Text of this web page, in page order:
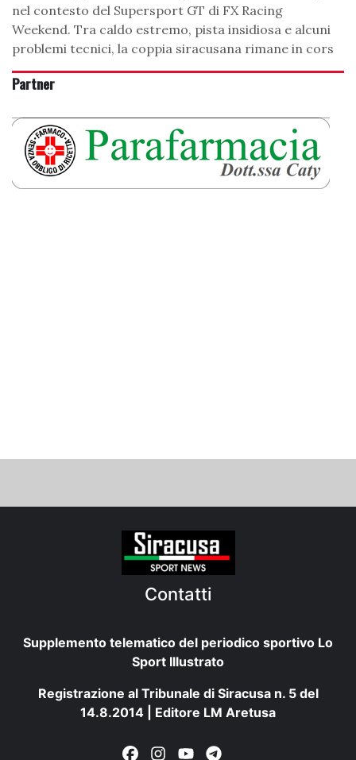
nel contesto del Supersport GT di FX Racing
Weekend. Tra caldo estremo, pista insidiosa e alcuni
problemi tecnici, la coppia siracusana rimane in cors
Partner
Contatti
Supplemento telematico del periodico sportivo Lo
Sport Illustrato
Registrazione al Tribunale di Siracusa n. 5 del
14.8.2014 | Editore LM Aretusa